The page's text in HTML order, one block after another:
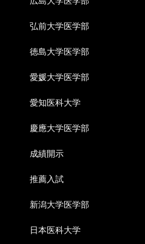
弘前大学医学部
徳島大学医学部
愛媛大学医学部
愛知医科大学
慶應大学医学部
成績開示
推薦入試
新潟大学医学部
日本医科大学